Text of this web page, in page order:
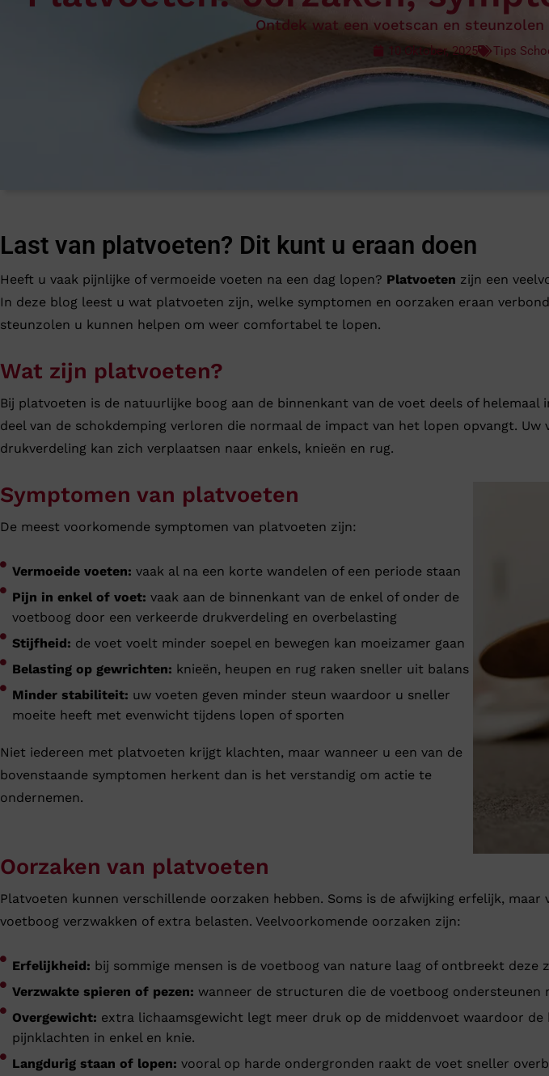
Pantoffels Verbandpantoffels
Wandelschoenen
Ganter Lowa
Meindl
Ontdek wat een voetscan en
10 Oktober, 2025 Tips
Last van platvoeten? Dit kunt u eraan doen
Heeft u vaak pijnlijke of vermoeide voeten na een dag lopen? Platvoeten zijn een
In deze blog leest u wat platvoeten zijn, welke symptomen en oorzaken eraan
steunzolen u kunnen helpen om weer comfortabel te lopen.
Wat zijn platvoeten?
Bij platvoeten is de natuurlijke boog aan de binnenkant van de voet deels of
deel van de schokdemping verloren die normaal de impact van het lopen opvangt.
drukverdeling kan zich verplaatsen naar enkels, knieën en rug.
De meest voorkomende symptomen van platvoeten zijn:
Vermoeide voeten: vaak al na een korte wandelen of een periode staan
Pijn in enkel of voet: vaak aan de binnenkant van de enkel of onder de
voetboog door een verkeerde drukverdeling en overbelasting
Stijfheid: de voet voelt minder soepel en bewegen kan moeizamer gaan
Belasting op gewrichten: knieën, heupen en rug raken sneller uit balans
Minder stabiliteit: uw voeten geven minder steun waardoor u sneller
moeite heeft met evenwicht tijdens lopen of sporten
Niet iedereen met platvoeten krijgt klachten, maar wanneer u een van de
bovenstaande symptomen herkent dan is het verstandig om actie te
ondernemen.
Symptomen van platvoeten
Oorzaken van platvoeten
Platvoeten kunnen verschillende oorzaken hebben. Soms is de afwijking erfelijk,
voetboog verzwakken of extra belasten. Veelvoorkomende oorzaken zijn:
Erfelijkheid: bij sommige mensen is de voetboog van nature laag of ontbreekt
Verzwakte spieren of pezen: wanneer de structuren die de voetboog
Overgewicht: extra lichaamsgewicht legt meer druk op de middenvoet waardoor
pijnklachten in enkel en knie.
Langdurig staan of lopen: vooral op harde ondergronden raakt de voet sneller